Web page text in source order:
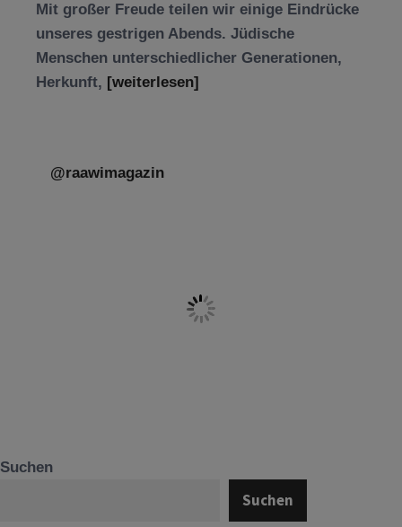
Mit großer Freude teilen wir einige Eindrücke
unseres gestrigen Abends. Jüdische
Menschen unterschiedlicher Generationen,
Herkunft, [weiterlesen]
@raawimagazin
Suchen
Suchen